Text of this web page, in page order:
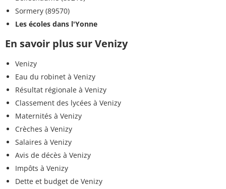
Sormery (89570)
Les écoles dans l'Yonne
En savoir plus sur Venizy
Venizy
Eau du robinet à Venizy
Résultat régionale à Venizy
Classement des lycées à Venizy
Maternités à Venizy
Crèches à Venizy
Salaires à Venizy
Avis de décès à Venizy
Impôts à Venizy
Dette et budget de Venizy